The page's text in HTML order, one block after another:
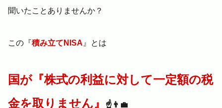
聞いたことありませんか？
この『積み立てNISA 』とは
国が『株式の利益に対して一定額の税
金を取りません』
☝️👨‍💼